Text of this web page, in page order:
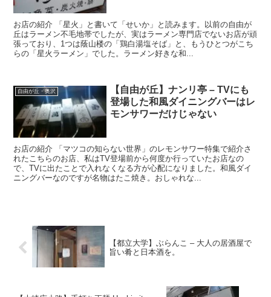
お店の紹介 「星火」と書いて「せいか」と読みます。以前の自由が
丘はラーメン不毛地帯でしたが、実はラーメン専門店でないお店が頑
張っており、1つは蔭山楼の「鶏白湯塩そば」と、もうひとつがこち
らの「星火ラーメン」でした。ラーメン好きな和...
自由が丘・奥沢
【自由が丘】ナンリ亭 – TVにも
登場した和風ダイニングバーはレ
モンサワーだけじゃない
お店の紹介 「マツコの知らない世界」のレモンサワー特集で紹介さ
れたこちらのお店、私はTV登場前から何度か行っていたお店なの
で、TVに出たことで入れなくなる方が心配になりました。和風ダイ
ニングバーなのですが名物はたこ焼き。おしゃれな...
【都立大学】ぶらんこ – 大人の居酒屋で
旨い肴と日本酒を。